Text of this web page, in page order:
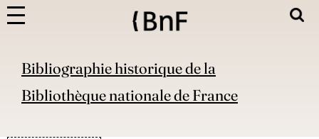
Bibliographie historique de la
Bibliothèque nationale de France